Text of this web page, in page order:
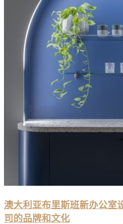
澳大利亚布里斯班新办公室
司的品牌和文化